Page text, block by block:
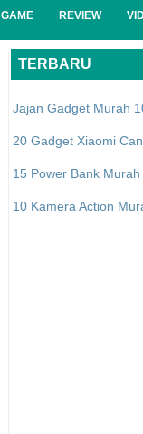
GAME REVIEW
TERBARU
Jajan Gadget Murah
20 Gadget Xiaomi
15 Power Bank
10 Kamera Action